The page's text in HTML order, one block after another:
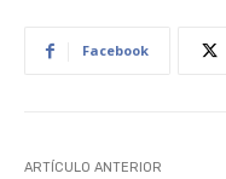
Facebook
ARTÍCULO ANTERIOR